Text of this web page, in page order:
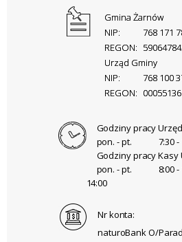
Gmina Żarnów
NIP:
768 171
REGON:
Urząd Gminy
NIP:
768 100
REGON:
Godziny pracy
pon. - pt.
7:30 -
Godziny pracy Kasy
pon. - pt.
8:00
14:00
Nr konta:
naturoBank O/